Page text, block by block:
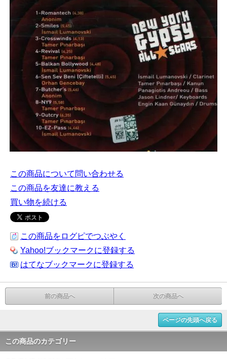
この商品について問い合わせる
この商品を友達に教える
買い物を続ける
この商品をログピでつぶやく
Yahoo!ブックマークに登録する
はてなブックマークに登録する
前の商品へ 次の商品へ
ページの先頭へ戻る
この商品のカテゴリー